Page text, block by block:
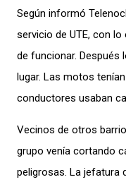
Según informó
servicio de UTE, con lo
de funcionar. Después
lugar. Las motos
conductores usaban
Vecinos de otros
grupo venía cortando
peligrosas. La jefatura